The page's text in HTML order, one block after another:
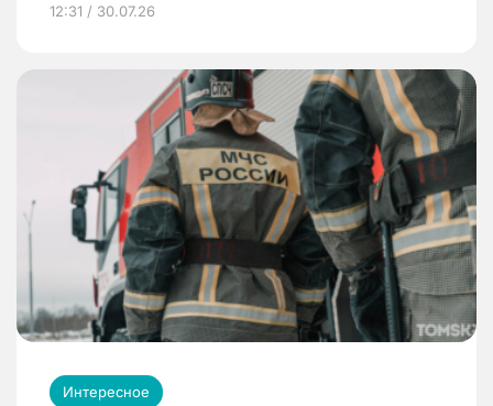
12:31 / 30.07.26
Интересное